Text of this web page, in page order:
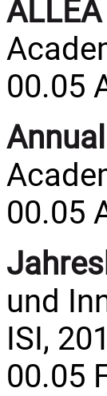
00.05
00.05
und
ISI,
00.05